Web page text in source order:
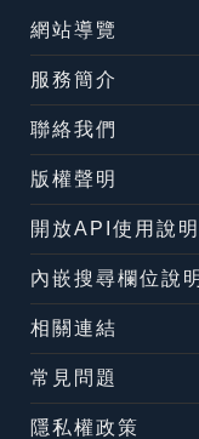
網站導覽
服務簡介
聯絡我們
版權聲明
開放API使用說明
內嵌搜尋欄位說明
相關連結
常見問題
隱私權政策